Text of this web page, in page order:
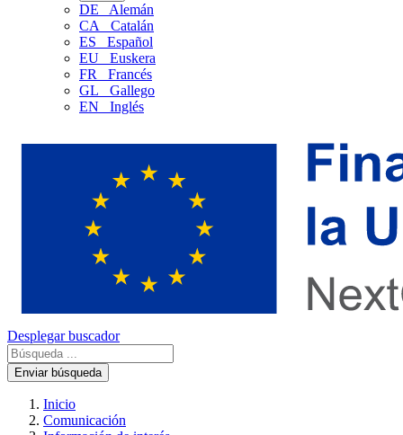
DE
Alemán
CA
Catalán
ES
Español
EU
Euskera
FR
Francés
GL
Gallego
EN
Inglés
Desplegar buscador
Enviar búsqueda
Inicio
Comunicación